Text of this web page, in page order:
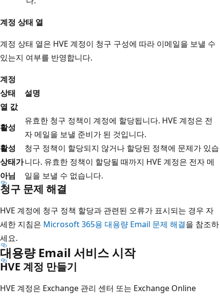
계정 상태 열
계정 상태 열은 HVE 계정이 청구 구성에 따라 이메일을 보낼 수
있는지 여부를 반영합니다.
계정
상태
열 값
설명
활성
유효한 청구 정책이 계정에 할당됩니다. HVE 계정은 전
자 메일을 보낼 준비가 된 것입니다.
활성
상태가
아님
청구 정책이 할당되지 않거나 할당된 정책에 문제가 있습
니다. 유효한 정책이 할당될 때까지 HVE 계정은 전자 메
일을 보낼 수 없습니다.
청구 문제 해결
HVE 계정에 청구 정책 할당과 관련된 오류가 표시되는 경우 자
세한 지침은 Microsoft 365용 대용량 Email 문제 해결을 참조하
세요.
대용량 Email 서비스 시작
HVE 계정 만들기
HVE 계정은 Exchange 관리 센터 또는 Exchange Online